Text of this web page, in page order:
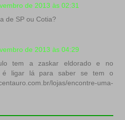
de 2013 às 02:31
de SP ou Cotia?
de 2013 às 04:29
tem a zaskar eldorado e no
é ligar lá para saber se tem o
lojas/encontre-uma-